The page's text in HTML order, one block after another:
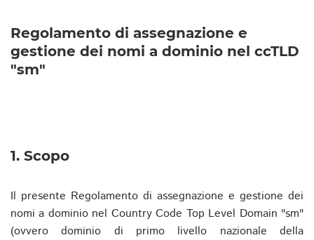
Regolamento di assegnazione e
gestione dei nomi a dominio nel ccTLD
"sm"
1. Scopo
Il presente Regolamento di assegnazione e gestione dei
nomi a dominio nel Country Code Top Level Domain "sm"
(ovvero dominio di primo livello nazionale della